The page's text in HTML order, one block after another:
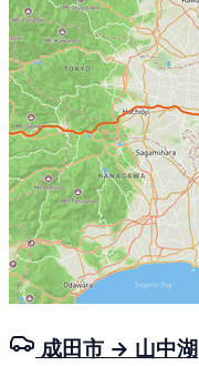
成田市 → 山中湖